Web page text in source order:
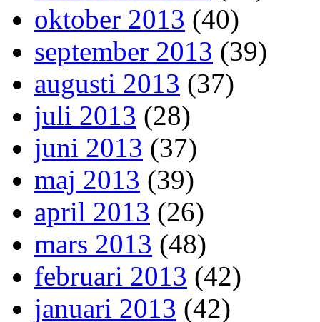
oktober 2013 (40)
september 2013 (39)
augusti 2013 (37)
juli 2013 (28)
juni 2013 (37)
maj 2013 (39)
april 2013 (26)
mars 2013 (48)
februari 2013 (42)
januari 2013 (42)